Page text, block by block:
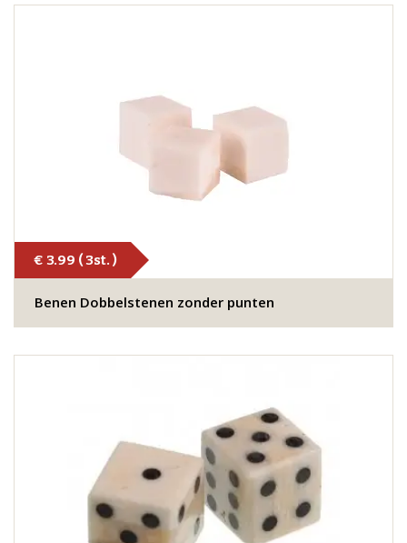
€ 3.99 ( 3st. )
Benen Dobbelstenen zonder punten